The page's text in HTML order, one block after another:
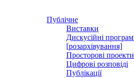
Публічне
Виставки
Дискусійні
[розархівування]
Просторові проекти
Цифрові розповіді
Публікації